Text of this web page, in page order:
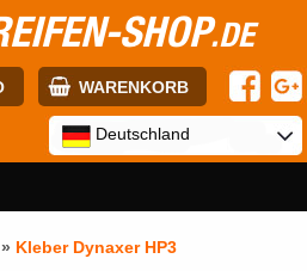
SHOP.DE
WARENKORB
Deutschland
Kleber Dynaxer HP3